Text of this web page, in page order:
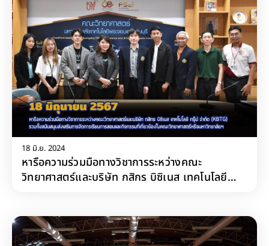
18 มิ.ย. 2024
หารือความร่วมมือทางวิชาการระหว่างคณะ
วิทยาศาสตร์และบริษัท กสิกร บิซิเนส เทคโนโลยี
วิทยาศาสตร์หรือมหาวิทยาลัยฯ